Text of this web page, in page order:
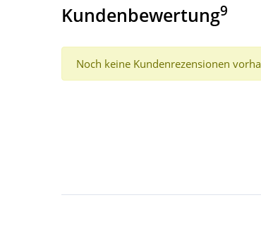
Kundenbewertung9
Noch keine Kundenrezensionen